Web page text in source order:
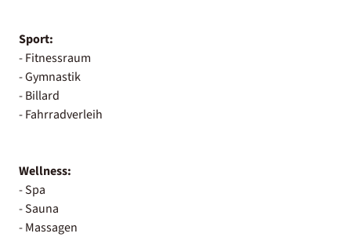
Sport:
- Fitnessraum
- Gymnastik
- Billard
- Fahrradverleih
Wellness:
- Spa
- Sauna
- Massagen